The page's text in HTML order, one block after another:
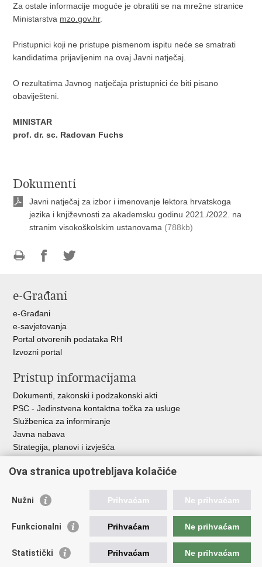
Za ostale informacije moguće je obratiti se na mrežne stranice
Ministarstva mzo.gov.hr.
Pristupnici koji ne pristupe pismenom ispitu neće se smatrati
kandidatima prijavljenim na ovaj Javni natječaj.
O rezultatima Javnog natječaja pristupnici će biti pisano
obaviješteni.
MINISTAR
prof. dr. sc. Radovan Fuchs
Dokumenti
Javni natječaj za izbor i imenovanje lektora hrvatskoga
jezika i književnosti za akademsku godinu 2021./2022. na
stranim visokoškolskim ustanovama (788kb)
FacebookuTwitteru
e-Građani
e-Građani
e-savjetovanja
Portal otvorenih podataka RH
Izvozni portal
Pristup informacijama
Dokumenti, zakonski i podzakonski akti
PSC - Jedinstvena kontaktna točka za usluge
Službenica za informiranje
Javna nabava
Strategija, planovi i izvješća
Korisne poveznice
Vlada RH
ASOO
Ova stranica upotrebljava kolačiće
Nužni Prihvaćam Ne prihvaćam
Funkcionalni Prihvaćam Ne prihvaćam
Statistički Prihvaćam Ne prihvaćam